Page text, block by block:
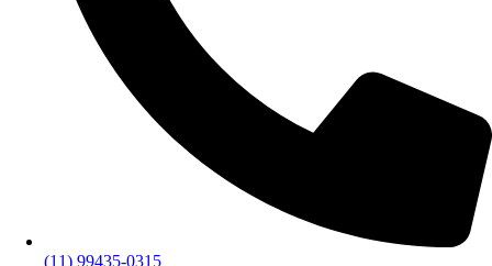
(11) 99435-0315